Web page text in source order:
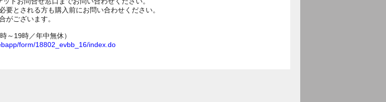
とされる方も購入前にお問い合わせください。
がございます。
～19時／年中無休）
form/18802_evbb_16/index.do